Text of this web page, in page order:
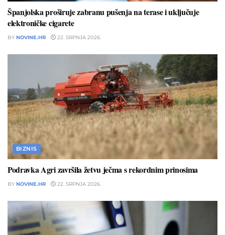
Španjolska proširuje zabranu pušenja na terase i uključuje
elektroničke cigarete
BY NOVINE.HR 22. SRPNJA 2026.
BIZNIS
Podravka Agri završila žetvu ječma s rekordnim prinosima
BY NOVINE.HR 22. SRPNJA 2026.